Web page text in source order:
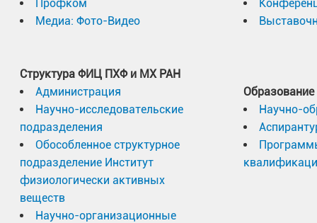
Профком
Медиа: Фото-Видео
Структура ФИЦ ПХФ и МХ РАН
Администрация
Научно-исследовательские
подразделения
Обособленное структурное
подразделение Институт
физиологически активных
веществ
Научно-организационные
Образование
Научно-